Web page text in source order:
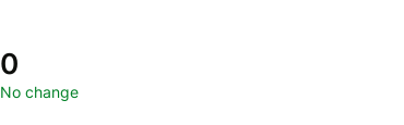
0
No change